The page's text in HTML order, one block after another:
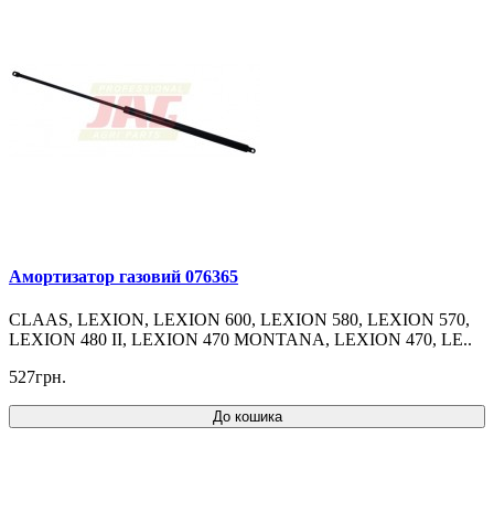
Амортизатор газовий 076365
CLAAS, LEXION, LEXION 600, LEXION 580, LEXION 570,
LEXION 480 II, LEXION 470 MONTANA, LEXION 470, LE..
527грн.
До кошика